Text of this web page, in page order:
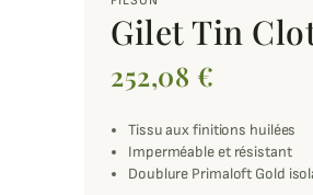
Gilet Tin
252,08 €
Tissu aux finitions huilées
Imperméable et résistant
Doublure Primaloft Gold